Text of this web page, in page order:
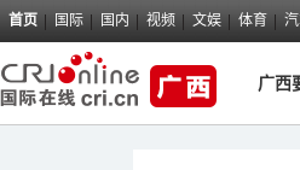
首页 国际 国内 视频 文娱 体育
广西